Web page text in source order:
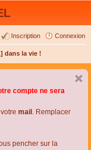
Connexion
Inscription
dans la vie !
compte ne sera
mail . Remplacer
pencher sur la